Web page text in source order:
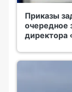
Приказы
очередное
директора